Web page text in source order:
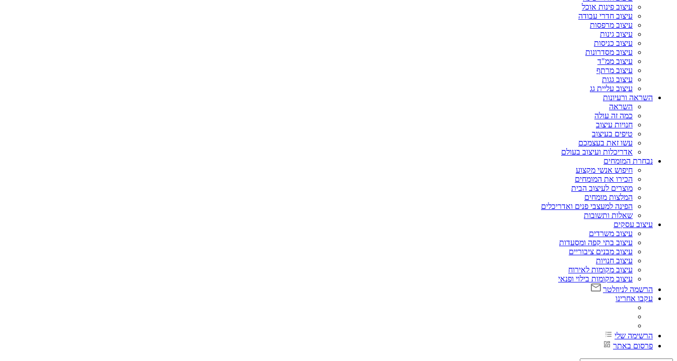
עיצוב פינות אוכל
עיצוב חדרי עבודה
עיצוב מרפסות
עיצוב גינות
עיצוב כניסות
עיצוב מסדרונות
עיצוב ממ"ד
עיצוב מרתף
עיצוב גגות
עיצוב עליית גג
השראה ורעיונות
השראה
כמה זה עולה
חנויות עיצוב
טיפים בעיצוב
עשו זאת בעצמכם
אדריכלות ועיצוב בעולם
נבחרת המומחים
חיפוש אנשי מקצוע
הכירו את המומחים
מוצרים לעיצוב הבית
המלצות מומחים
הפינה למעצבי פנים ואדריכלים
שאלות ותשובות
עיצוב עסקים
עיצוב משרדים
עיצוב בתי קפה ומסעדות
עיצוב מבנים ציבוריים
עיצוב חנויות
עיצוב מקומות לאירוח
עיצוב מקומות בילוי ופנאי
הרשמה לניוזלטר
עקבו אחרינו
הרשימה שלי
פרסום באתר